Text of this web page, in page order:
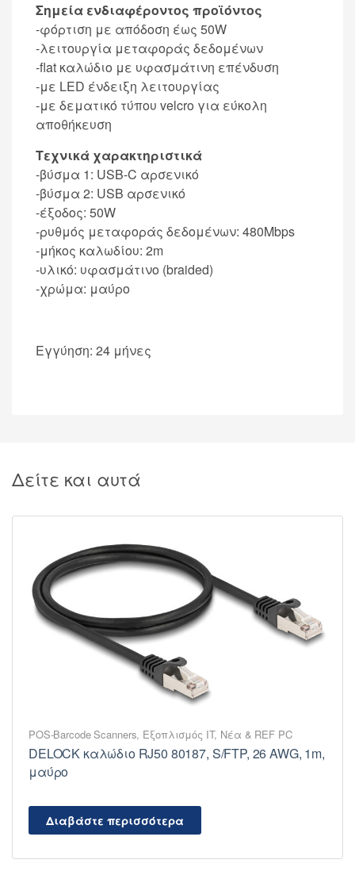
Σημεία ενδιαφέροντος προϊόντος
-φόρτιση με απόδοση έως 50W
-λειτουργία μεταφοράς δεδομένων
-flat καλώδιο με υφασμάτινη επένδυση
-με LED ένδειξη λειτουργίας
-με δεματικό τύπου velcro για εύκολη
αποθήκευση
Τεχνικά χαρακτηριστικά
-βύσμα 1: USB-C αρσενικό
-βύσμα 2: USB αρσενικό
-έξοδος: 50W
-ρυθμός μεταφοράς δεδομένων: 480Mbps
-μήκος καλωδίου: 2m
-υλικό: υφασμάτινο (braided)
-χρώμα: μαύρο
Εγγύηση: 24 μήνες
Δείτε και αυτά
POS-Barcode Scanners, Εξοπλισμός IT, Νέα & REF PC
DELOCK καλώδιο RJ50 80187, S/FTP, 26 AWG, 1m,
μαύρο
Διαβάστε περισσότερα